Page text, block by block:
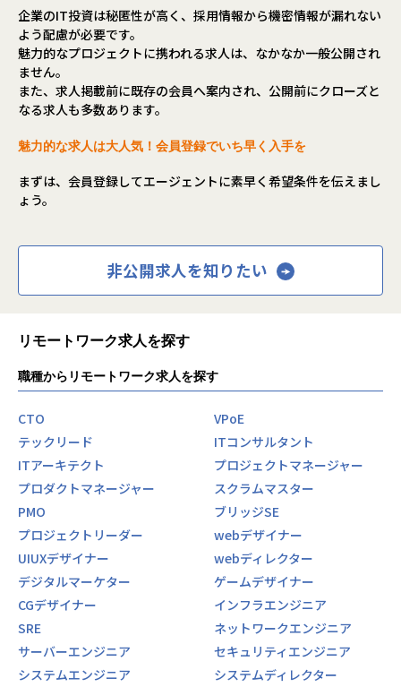
企業のIT投資は秘匿性が高く、採用情報から機密情報が漏れない
よう配慮が必要です。
魅力的なプロジェクトに携われる求人は、なかなか一般公開され
ません。
また、求人掲載前に既存の会員へ案内され、公開前にクローズと
なる求人も多数あります。
魅力的な求人は大人気！会員登録でいち早く入手を
まずは、会員登録してエージェントに素早く希望条件を伝えまし
ょう。
非公開求人を知りたい
リモートワーク求人を探す
職種からリモートワーク求人を探す
CTO
VPoE
テックリード
ITコンサルタント
ITアーキテクト
プロジェクトマネージャー
プロダクトマネージャー
スクラムマスター
PMO
ブリッジSE
プロジェクトリーダー
webデザイナー
UIUXデザイナー
webディレクター
デジタルマーケター
ゲームデザイナー
CGデザイナー
インフラエンジニア
SRE
ネットワークエンジニア
サーバーエンジニア
セキュリティエンジニア
システムエンジニア
システムディレクター